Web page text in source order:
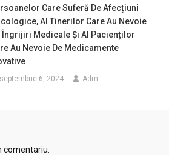
Care Suferă De Afecțiuni
Al Tinerilor Care Au Nevoie
Îngrijiri Medicale Și Al Pacienților
Au Nevoie De Medicamente
septembrie 6, 2024 Adm
comentariu.